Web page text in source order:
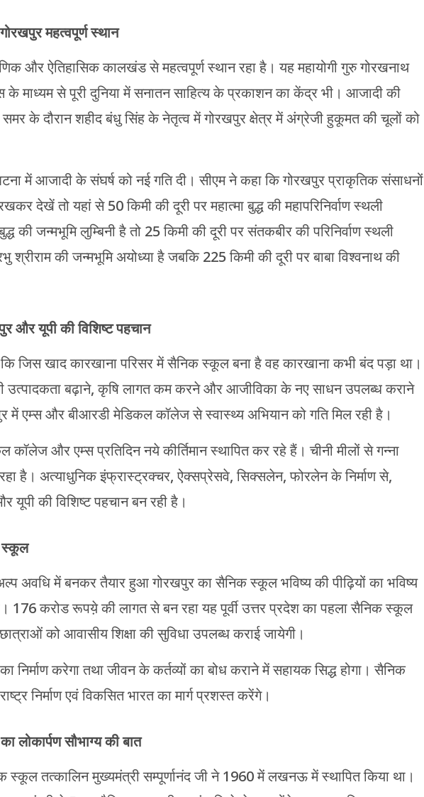
महत्वपूर्ण स्थान
और ऐतिहासिक कालखंड से महत्वपूर्ण स्थान रहा है। यह महायोगी गुरु गोरखनाथ
के माध्यम से पूरी दुनिया में सनातन साहित्य के प्रकाशन का केंद्र भी। आजादी की
के दौरान शहीद बंधु सिंह के नेतृत्व में गोरखपुर क्षेत्र में अंग्रेजी हुकूमत की चूलों को
में आजादी के संघर्ष को नई गति दी। सीएम ने कहा कि गोरखपुर प्राकृतिक संसाधनों
देखें तो यहां से 50 किमी की दूरी पर महात्मा बुद्ध की महापरिनिर्वाण स्थली
की जन्मभूमि लुम्बिनी है तो 25 किमी की दूरी पर संतकबीर की परिनिर्वाण स्थली
श्रीराम की जन्मभूमि अयोध्या है जबकि 225 किमी की दूरी पर बाबा विश्वनाथ की
और यूपी की विशिष्ट पहचान
जिस खाद कारखाना परिसर में सैनिक स्कूल बना है वह कारखाना कभी बंद पड़ा था।
उत्पादकता बढ़ाने, कृषि लागत कम करने और आजीविका के नए साधन उपलब्ध कराने
एम्स और बीआरडी मेडिकल कॉलेज से स्वास्थ्य अभियान को गति मिल रही है।
कॉलेज और एम्स प्रतिदिन नये कीर्तिमान स्थापित कर रहे हैं। चीनी मीलों से गन्ना
है। अत्याधुनिक इंफ्रास्ट्रक्चर, ऐक्सप्रेसवे, सिक्सलेन, फोरलेन के निर्माण से,
की विशिष्ट पहचान बन रही है।
स्कूल
अवधि में बनकर तैयार हुआ गोरखपुर का सैनिक स्कूल भविष्य की पीढ़ियों का भविष्य
176 करोड रूपये़ की लागत से बन रहा यह पूर्वी उत्तर प्रदेश का पहला सैनिक स्कूल
को आवासीय शिक्षा की सुविधा उपलब्ध कराई जायेगी।
निर्माण करेगा तथा जीवन के कर्तव्यों का बोध कराने में सहायक सिद्ध होगा। सैनिक
निर्माण एवं विकसित भारत का मार्ग प्रशस्त करेंगे।
लोकार्पण सौभाग्य की बात
स्कूल तत्कालिन मुख्यमंत्री सम्पूर्णानंद जी ने 1960 में लखनऊ में स्थापित किया था।